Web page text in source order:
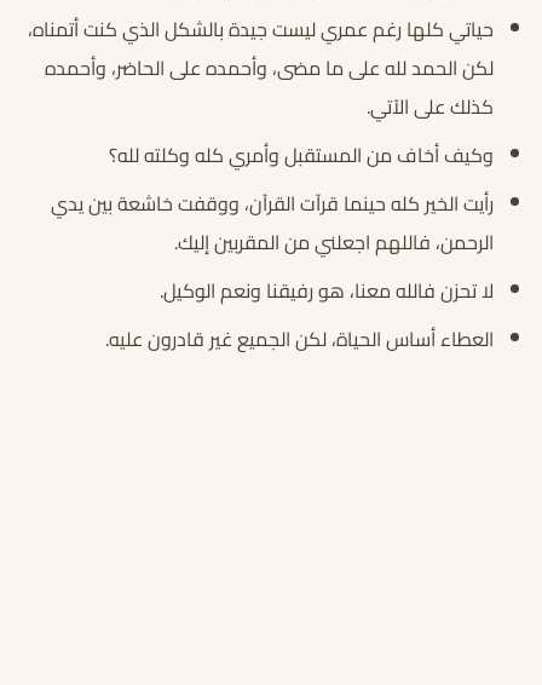
حياتي كلها رغم عمري ليست جيدة بالشكل الذي كنت أتمناه،
لكن الحمد لله على ما مضى، وأحمده على الحاضر، وأحمده
كذلك على الآتي.
وكيف أخاف من المستقبل وأمري كله وكلته لله؟
رأيت الخير كله حينما قرآت القرآن، ووقفت خاشعة بين يدي
الرحمن، فاللهم اجعلني من المقربين إليك.
لا تحزن فالله معنا، هو رفيقنا ونعم الوكيل.
العطاء أساس الحياة، لكن الجميع غير قادرون عليه.